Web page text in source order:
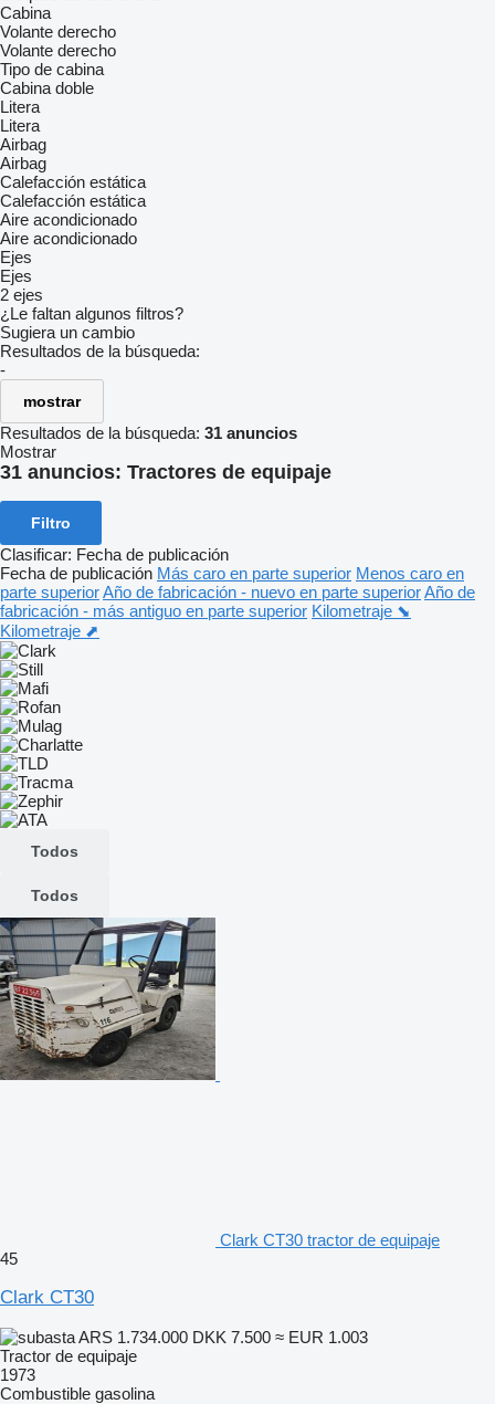
Cabina
Volante derecho
Volante derecho
Tipo de cabina
Cabina doble
Litera
Litera
Airbag
Airbag
Calefacción estática
Calefacción estática
Aire acondicionado
Aire acondicionado
Ejes
Ejes
2 ejes
¿Le faltan algunos filtros?
Sugiera un cambio
Resultados de la búsqueda:
-
mostrar
Resultados de la búsqueda: 31 anuncios
Mostrar
31 anuncios: Tractores de equipaje
Filtro
Clasificar: Fecha de publicación
Fecha de publicación Más caro en parte superior Menos caro en
parte superiorAño de fabricación - nuevo en parte superiorAño de
fabricación - más antiguo en parte superior Kilometraje ⬊
Kilometraje ⬈
Todos
Todos
Clark CT30 tractor de equipaje
45
Clark CT30
ARS 1.734.000 DKK 7.500 ≈ EUR 1.003
Tractor de equipaje
1973
Combustible gasolina